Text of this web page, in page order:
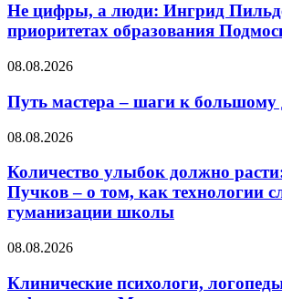
Не цифры, а люди: Ингрид
приоритетах образования
08.08.2026
Путь мастера – шаги к большому
08.08.2026
Количество улыбок должно
Пучков – о том, как технологии
гуманизации школы
08.08.2026
Клинические психологи,